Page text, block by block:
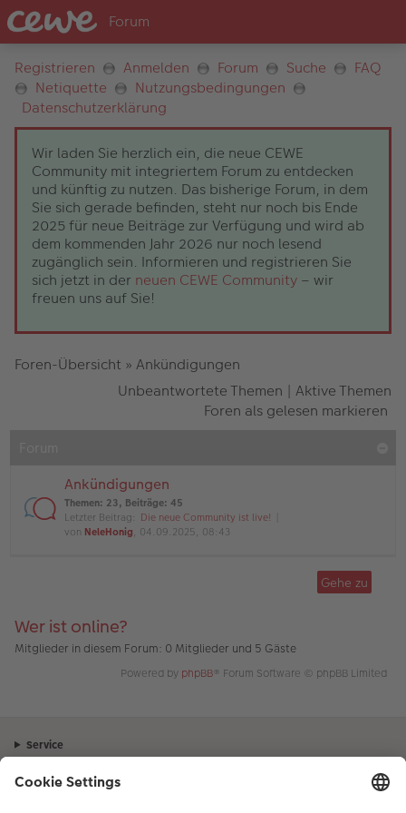
Registrieren Anmelden Forum Suche
FAQ
Netiquette
Nutzungsbedingungen
Datenschutzerklärung
Wir laden Sie herzlich ein, die neue CEWE
Community mit integriertem Forum zu entdecken
und künftig zu nutzen. Das bisherige Forum, in dem
Sie sich gerade befinden, steht nur noch bis Ende
2025 für neue Beiträge zur Verfügung und wird ab
dem kommenden Jahr 2026 nur noch lesend
zugänglich sein. Informieren und registrieren Sie
sich jetzt in der neuen CEWE Community – wir
freuen uns auf Sie!
Foren-Übersicht » Ankündigungen
Unbeantwortete Themen | Aktive Themen
Foren als gelesen markieren
Ankündigungen
Themen: 23, Beiträge: 45
Letzter Beitrag: Die neue Community ist live!
von NeleHonig, 04.09.2025, 08:43
Gehe zu
Wer ist online?
Mitglieder in diesem Forum: 0 Mitglieder und 5 Gäste
Powered by phpBB® Forum Software © phpBB Limited
Service